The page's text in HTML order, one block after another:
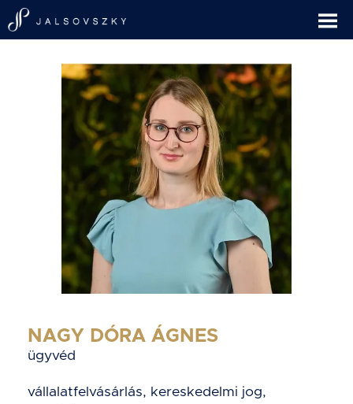
NAGY DÓRA ÁGNES
ügyvéd
vállalatfelvásárlás, kereskedelmi jog,